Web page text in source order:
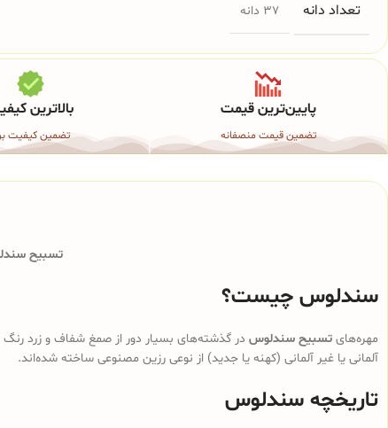
تعداد دانه 37 دانه
پایین‌ترین قیمت
تضمین قیمت منصفانه
بالاترین
تضمین کیفیت
تسبیح
سندلوس چیست؟
مهره‌های تسبیح سندلوس در گذشته‌های بسیار دور از صمغ شفاف و زرد
آلمانی یا غیر آلمانی (کهنه یا جدید) از نوعی رزین مصنوعی ساخته شده‌اند.
تاریخچه سندلوس